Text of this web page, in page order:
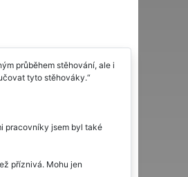
průběhem stěhování, ale i
tyto stěhováky.
pracovníky jsem byl také
příznivá. Mohu jen